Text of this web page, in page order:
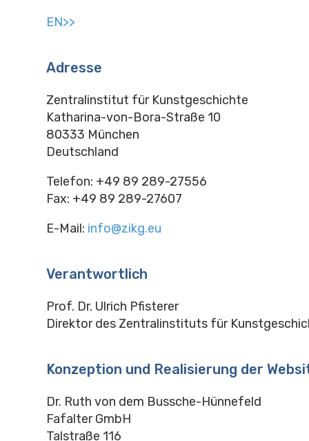
EN>>
Adresse
Zentralinstitut für Kunstgeschichte
Katharina-von-Bora-Straße 10
80333 München
Deutschland
Telefon: +49 89 289-27556
Fax: +49 89 289-27607
E-Mail: info@zikg.eu
Verantwortlich
Prof. Dr. Ulrich Pfisterer
Direktor des Zentralinstituts für
Konzeption und Realisierung der
Dr. Ruth von dem Bussche-Hünnefeld
Fafalter GmbH
Talstraße 116